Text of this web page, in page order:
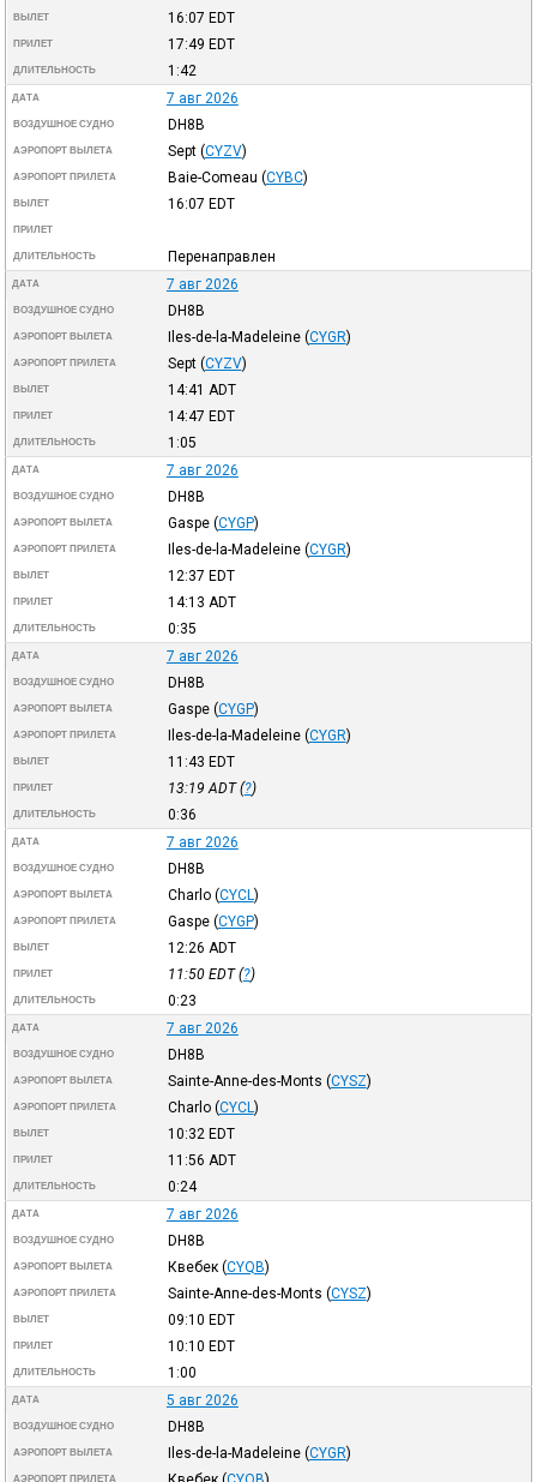
ВЫЛЕТ 16:07 EDT
ПРИЛЕТ 17:49 EDT
ДЛИТЕЛЬНОСТЬ 1:42
ДАТА 7 авг 2026
ВОЗДУШНОЕ СУДНО DH8B
АЭРОПОРТ ВЫЛЕТА Sept (CYZV)
АЭРОПОРТ ПРИЛЕТА Baie-Comeau (CYBC)
ВЫЛЕТ 16:07 EDT
ПРИЛЕТ
ДЛИТЕЛЬНОСТЬ Перенаправлен
ДАТА 7 авг 2026
ВОЗДУШНОЕ СУДНО DH8B
АЭРОПОРТ ВЫЛЕТА Iles-de-la-Madeleine (CYGR)
АЭРОПОРТ ПРИЛЕТА Sept (CYZV)
ВЫЛЕТ 14:41 ADT
ПРИЛЕТ 14:47 EDT
ДЛИТЕЛЬНОСТЬ 1:05
ДАТА 7 авг 2026
ВОЗДУШНОЕ СУДНО DH8B
АЭРОПОРТ ВЫЛЕТА Gaspe (CYGP)
АЭРОПОРТ ПРИЛЕТА Iles-de-la-Madeleine (CYGR)
ВЫЛЕТ 12:37 EDT
ПРИЛЕТ 14:13 ADT
ДЛИТЕЛЬНОСТЬ 0:35
ДАТА 7 авг 2026
ВОЗДУШНОЕ СУДНО DH8B
АЭРОПОРТ ВЫЛЕТА Gaspe (CYGP)
АЭРОПОРТ ПРИЛЕТА Iles-de-la-Madeleine (CYGR)
ВЫЛЕТ 11:43 EDT
ПРИЛЕТ 13:19 ADT(?)
ДЛИТЕЛЬНОСТЬ 0:36
ДАТА 7 авг 2026
ВОЗДУШНОЕ СУДНО DH8B
АЭРОПОРТ ВЫЛЕТА Charlo (CYCL )
АЭРОПОРТ ПРИЛЕТА Gaspe (CYGP)
ВЫЛЕТ 12:26 ADT
ПРИЛЕТ 11:50 EDT(?)
ДЛИТЕЛЬНОСТЬ 0:23
ДАТА 7 авг 2026
ВОЗДУШНОЕ СУДНО DH8B
АЭРОПОРТ ВЫЛЕТА Sainte-Anne-des-Monts (CYSZ)
АЭРОПОРТ ПРИЛЕТА Charlo (CYCL )
ВЫЛЕТ 10:32 EDT
ПРИЛЕТ 11:56 ADT
ДЛИТЕЛЬНОСТЬ 0:24
ДАТА 7 авг 2026
ВОЗДУШНОЕ СУДНО DH8B
АЭРОПОРТ ВЫЛЕТА Квебек (CYQB)
АЭРОПОРТ ПРИЛЕТА Sainte-Anne-des-Monts (CYSZ)
ВЫЛЕТ 09:10 EDT
ПРИЛЕТ 10:10 EDT
ДЛИТЕЛЬНОСТЬ 1:00
ДАТА 5 авг 2026
ВОЗДУШНОЕ СУДНО DH8B
АЭРОПОРТ ВЫЛЕТА Iles-de-la-Madeleine (CYGR)
АЭРОПОРТ ПРИЛЕТА